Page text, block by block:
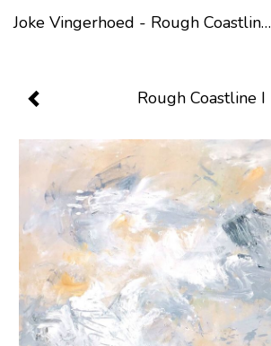
Joke Vingerhoed - Rough Coastline I
Rough Coastline I